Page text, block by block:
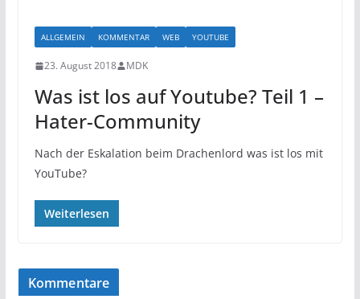
ALLGEMEIN KOMMENTAR WEB YOUTUBE
23. August 2018 MDK
Was ist los auf Youtube? Teil 1 –
Hater-Community
Nach der Eskalation beim Drachenlord was ist los mit
YouTube?
Weiterlesen
Kommentare